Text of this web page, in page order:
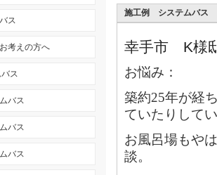
施工例 システムバス
幸手市 K様
お悩み：
築約25年が経
ていたりして
お風呂場もや
談。
ス
考えの方へ
ス
バス
バス
バス